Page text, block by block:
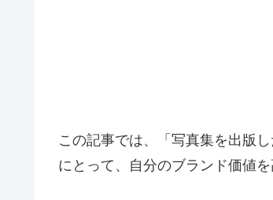
この記事では、「写真集を出版
にとって、自分のブランド価値